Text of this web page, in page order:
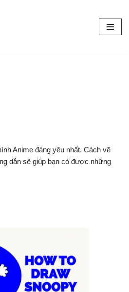
Anime đáng yêu nhất. Cách vẽ
dẫn sẽ giúp bạn có được những